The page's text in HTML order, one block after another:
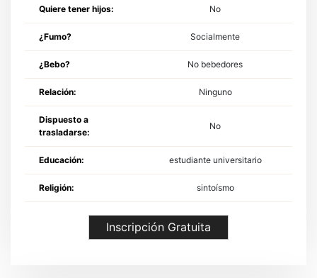
Quiere tener hijos: No
¿Fumo? Socialmente
¿Bebo? No bebedores
Relación: Ninguno
Dispuesto a
trasladarse:
No
Educación: estudiante universitario
Religión: sintoísmo
Inscripción Gratuita